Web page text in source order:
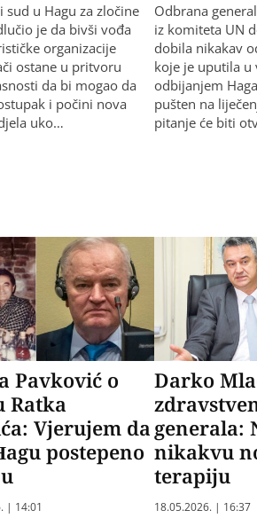
sud u Hagu za zločine
je da bivši vođa
organizacije
ostane u pritvoru
da bi mogao da
i počini nova
uko…
Odbrana
iz komiteta UN
dobila nikakav
koje je uputila u
odbijanjem
pušten na
pitanje će biti
Pavković o
Ratka
Vjerujem da
postepeno
| 14:01
Darko
generala:
nikakvu
terapiju
18.05.2026. | 16:37